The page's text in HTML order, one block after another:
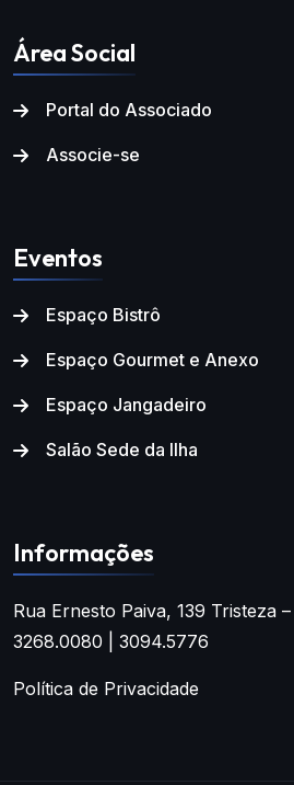
Área Social
Portal do Associado
Associe-se
Eventos
Espaço Bistrô
Espaço Gourmet e Anexo
Espaço Jangadeiro
Salão Sede da Ilha
Informações
Rua Ernesto Paiva, 139 Tristeza
3268.0080 | 3094.5776
Política de Privacidade